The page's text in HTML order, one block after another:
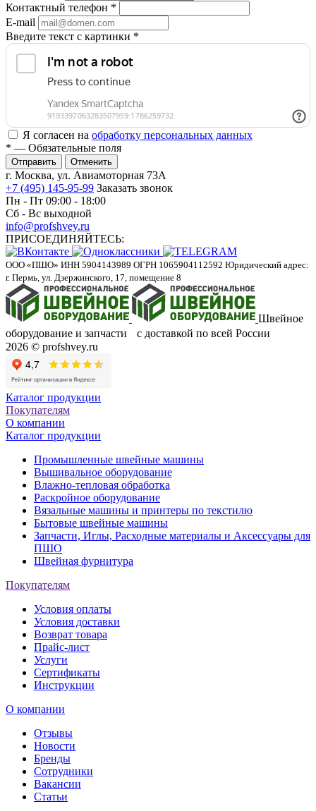
Контактный телефон *
E-mail
Введите текст с картинки *
Я согласен на обработку персональных данных
* — Обязательные поля
Отменить
г. Москва, ул. Авиамоторная 73А
+7 (495) 145-95-99 Заказать звонок
Пн - Пт 09:00 - 18:00
Сб - Вс выходной
info@profshvey.ru
ПРИСОЕДИНЯЙТЕСЬ:
ООО «ПШО» ИНН 5904143989 ОГРН 1065904112592 Юридический адрес:
г. Пермь, ул. Дзержинского, 17, помещение 8
Швейное
оборудование и запчасти с доставкой по всей России
2026 © profshvey.ru
Каталог продукции
Покупателям
О компании
Каталог продукции
Промышленные швейные машины
Вышивальное оборудование
Влажно-тепловая обработка
Раскройное оборудование
Вязальные машины и принтеры по текстилю
Бытовые швейные машины
Запчасти, Иглы, Расходные материалы и Аксессуары для
ПШО
Швейная фурнитура
Покупателям
Условия оплаты
Условия доставки
Возврат товара
Прайс-лист
Услуги
Сертификаты
Инструкции
О компании
Отзывы
Новости
Бренды
Сотрудники
Вакансии
Статьи